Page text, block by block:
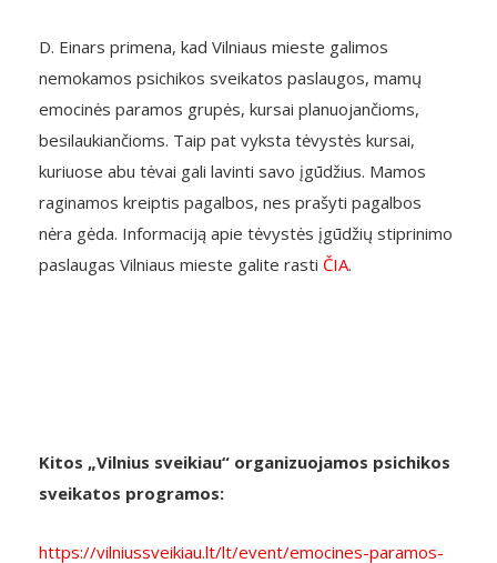
D. Einars primena, kad Vilniaus mieste galimos
nemokamos psichikos sveikatos paslaugos, mamų
emocinės paramos grupės, kursai planuojančioms,
besilaukiančioms. Taip pat vyksta tėvystės kursai,
kuriuose abu tėvai gali lavinti savo įgūdžius. Mamos
raginamos kreiptis pagalbos, nes prašyti pagalbos
nėra gėda. Informaciją apie tėvystės įgūdžių stiprinimo
paslaugas Vilniaus mieste galite rasti ČIA.
Kitos „Vilnius sveikiau“ organizuojamos psichikos
sveikatos programos:
https://vilniussveikiau.lt/lt/event/emocines-paramos-